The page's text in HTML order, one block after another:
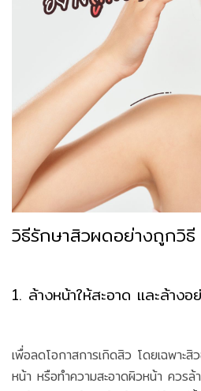
วิธีรักษาสิวผดอย่างถูกวิธี
1. ล้างหน้าให้สะอาด และล้างอ
เพื่อลดโอกาสการเกิดสิว โดยเฉพาะ
หน้า หรือทำความสะอาดผิวหน้า ควรล้